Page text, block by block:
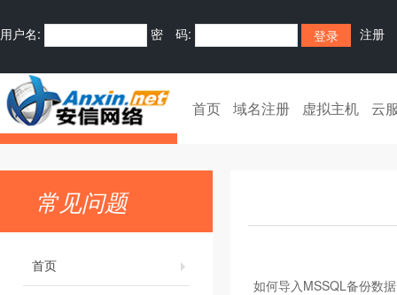
用户名: 密 码: 注册
首页 域名注册 虚拟主机 云
常见问题
首页
如何导入MSSQL备份数